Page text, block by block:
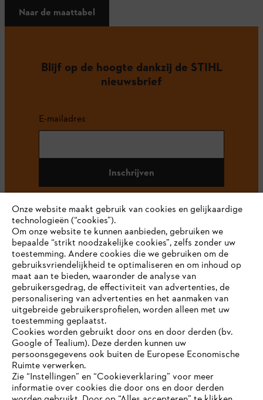
Naar de maattabel
Blijf op de hoogte dankzij de STIHL
nieuwsbrief
E-mailadres
Inschrijven
#STIHL
Bedrijf
STIHL FAQ
JE BROWSER WORDT NIET
Onze website maakt gebruik van cookies en gelijkaardige
technologieën (“cookies”).
Om onze website te kunnen aanbieden, gebruiken we
bepaalde “strikt noodzakelijke cookies”, zelfs zonder uw
toestemming. Andere cookies die we gebruiken om de
gebruiksvriendelijkheid te optimaliseren en om inhoud op
maat aan te bieden, waaronder de analyse van
gebruikersgedrag, de effectiviteit van advertenties, de
personalisering van advertenties en het aanmaken van
uitgebreide gebruikersprofielen, worden alleen met uw
toestemming geplaatst.
Cookies worden gebruikt door ons en door derden (bv.
Google of Tealium). Deze derden kunnen uw
persoonsgegevens ook buiten de Europese Economische
Ruimte verwerken.
Zie “Instellingen” en “Cookieverklaring” voor meer
informatie over cookies die door ons en door derden